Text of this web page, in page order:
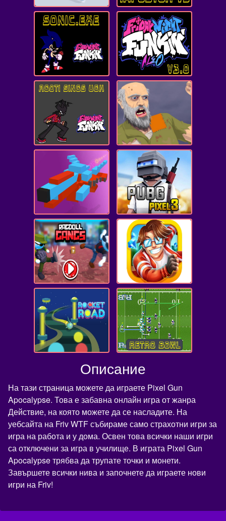
Описание
На тази страница можете да играете Pixel Gun
Apocalypse. Това е забавна онлайн игра от жанра
Действие, на която можете да се насладите. На
уебсайта на Friv WTF събираме само страхотни игри за
игра на работа и у дома. Освен това всички наши игри
са отключени за игра в училище. В играта Pixel Gun
Apocalypse трябва да трупате точки и монети.
Завършете всички нива и започнете да играете нови
игри на Friv!